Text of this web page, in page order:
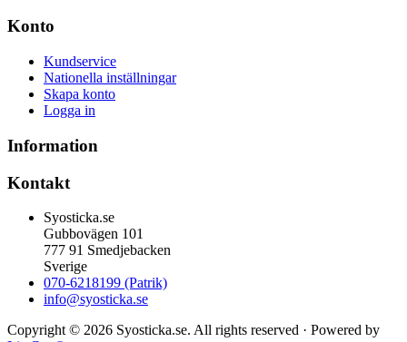
Konto
Kundservice
Nationella inställningar
Skapa konto
Logga in
Information
Kontakt
Syosticka.se
Gubbovägen 101
777 91 Smedjebacken
Sverige
070-6218199 (Patrik)
info@syosticka.se
Copyright © 2026 Syosticka.se. All rights reserved · Powered by